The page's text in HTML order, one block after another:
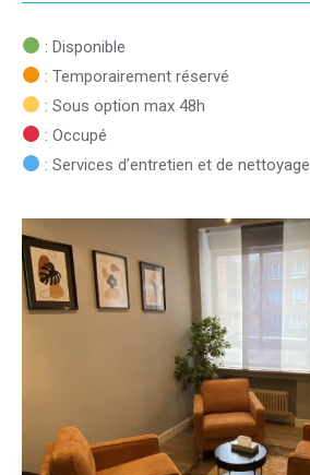
: Disponible
: Temporairement réservé
: Sous option max 48h
: Occupé
: Services d’entretien et de nettoyage